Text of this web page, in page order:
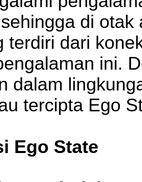
di
terdiri dari
ini.
dalam
tercipta Ego
Ego State